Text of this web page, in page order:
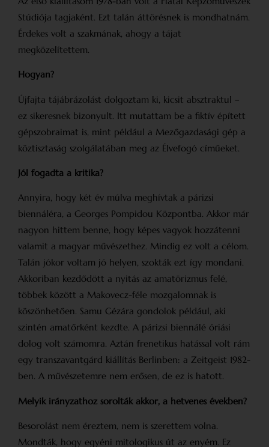
Stúdiója tagjaként. Ezt talán áttörésnek is mondhatnám.
Érdekes volt a szakmának, ahogy a tájat
megközelítettem.
Hogyan?
Újfajta tájábrázolást dolgoztam ki, kicsit absztraktul –
ez sikeresnek bizonyult. Itt mutattam be a fiktív épített
gépszobraimat is, mint például a Mezőgazdasági gép a
köztisztaság szolgálatában meg az Élvefogó címűeket.
Jól fogadta a kritika?
Annyira, hogy két év múlva meghívtak a párizsi
biennáléra, a Georges Pompidou Központba. Akkor már
nagyon hittem benne, hogy képes vagyok hozzátenni
valamit a magyar művészethez. Mindig ez volt a célom.
Talán jókor voltam jó helyen, szokták ezt így mondani.
Akkoriban kezdődött a nyitás az amatörizmus felé,
többek között a Makovecz-féle mozgalomnak is
köszönhetően. Samu Gézára gondolok például, aki
szintén amatőrként kezdte. A párizsi biennálé óriási
dolog volt számomra. Aztán frenetikus hatással volt rám
egy transzavantgárd kiállítás Berlinben: a Zeitgeist 1982-
ben. A művészetemre nem erősen, de ez is hatott.
Melyik irányzathoz sorolták akkor, a hetvenes években?
Besorolást nem éreztem, nem is szerettem volna.
Mondták, hogy egyéni mitologikus út az enyém. Ez